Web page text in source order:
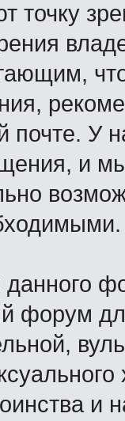
точку
почте. У
и
данного
форум
и